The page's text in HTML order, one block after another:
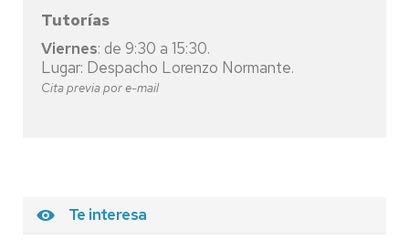
Tutorías
Viernes: de 9:30 a 15:30.
Lugar: Despacho Lorenzo Normante.
Cita previa por e-mail
Te interesa